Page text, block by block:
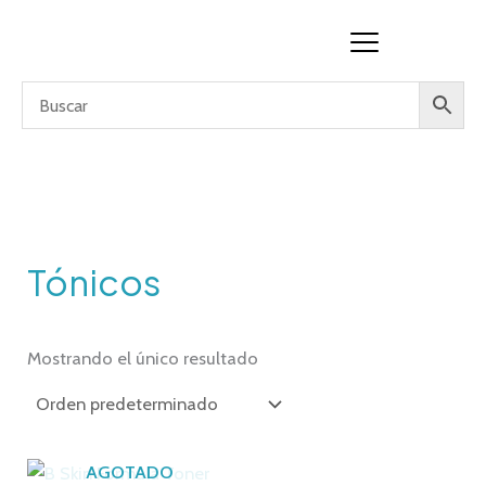
Tónicos
Mostrando el único resultado
AGOTADO